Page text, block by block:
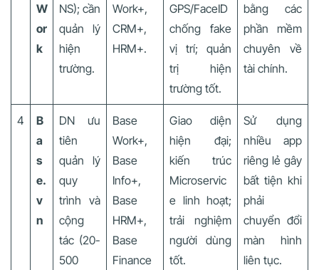
W
or
k
NS); cần
quản lý
hiện
trường.
Work+,
CRM+,
HRM+.
GPS/FaceID
chống fake
vị trí; quản
trị hiện
trường tốt.
bằng các
phần mềm
chuyên về
tài chính.
4
B
a
s
e.
v
n
DN ưu
tiên
quản lý
quy
trình và
cộng
tác (20-
500
Base
Work+,
Base
Info+,
Base
HRM+,
Base
Finance
Giao diện
hiện đại;
kiến trúc
Microservic
e linh hoạt;
trải nghiệm
người dùng
tốt.
Sử dụng
nhiều app
riêng lẻ gây
bất tiện khi
phải
chuyển đổi
màn hình
liên tục.